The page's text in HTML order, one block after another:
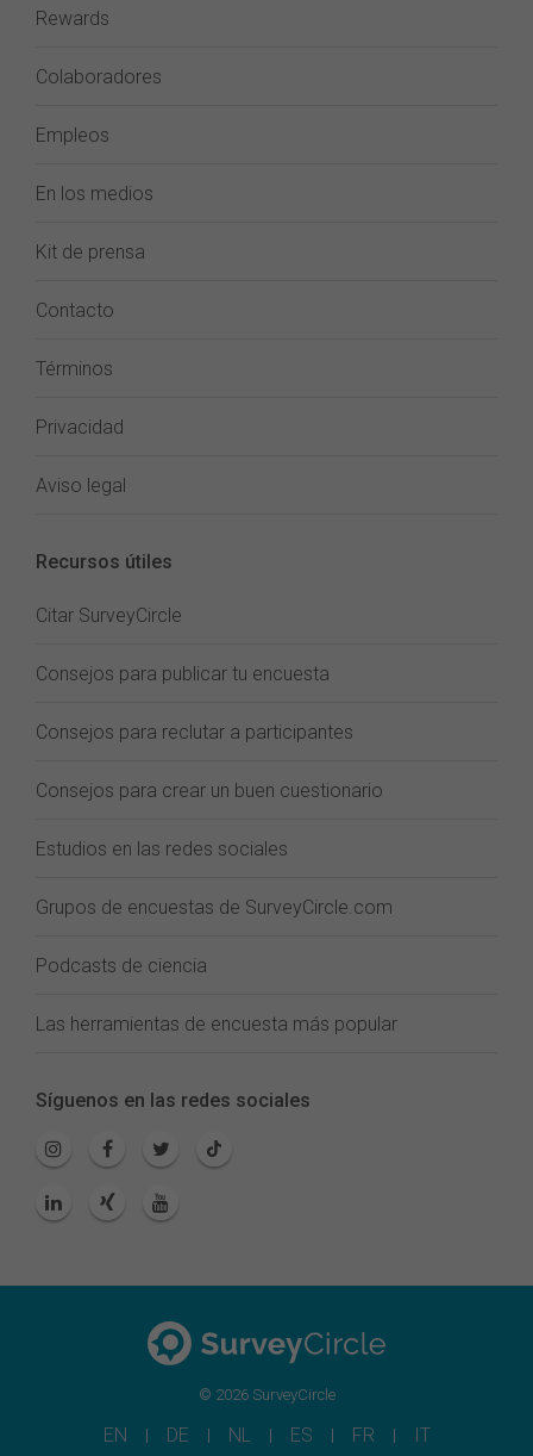
Rewards
Colaboradores
Empleos
En los medios
Kit de prensa
Contacto
Términos
Privacidad
Aviso legal
Recursos útiles
Citar SurveyCircle
Consejos para publicar tu encuesta
Consejos para reclutar a participantes
Consejos para crear un buen cuestionario
Estudios en las redes sociales
Grupos de encuestas de SurveyCircle.com
Podcasts de ciencia
Las herramientas de encuesta más popular
Síguenos en las redes sociales
© 2026 SurveyCircle
EN DE NL ES FR IT